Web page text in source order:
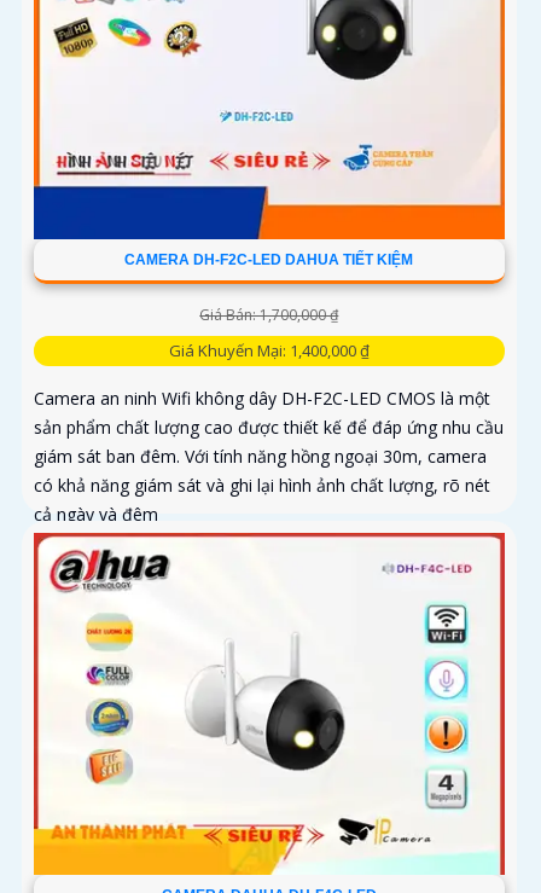
CAMERA DH-F2C-LED DAHUA TIẾT KIỆM
Giá Bán: 1,700,000 ₫
Giá Khuyến Mại: 1,400,000 ₫
Camera an ninh Wifi không dây DH-F2C-LED CMOS là một
sản phẩm chất lượng cao được thiết kế để đáp ứng nhu cầu
giám sát ban đêm. Với tính năng hồng ngoại 30m, camera
có khả năng giám sát và ghi lại hình ảnh chất lượng, rõ nét
cả ngày và đêm